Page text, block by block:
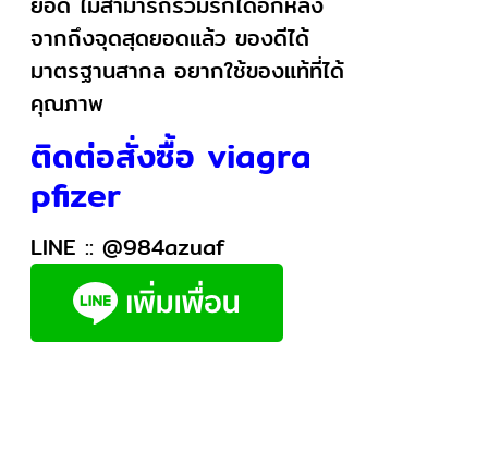
จากถึงจุดสุดยอดแล้ว ของดีได้
มาตรฐานสากล อยากใช้ของแท้ที่ได้
คุณภาพ
ติดต่อสั่งซื้อ viagra
pfizer
LINE ::@984azuaf